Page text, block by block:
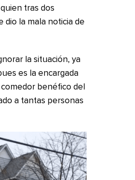
tras dos
dio la mala noticia de
la situación, ya
es la encargada
benéfico del
a tantas personas